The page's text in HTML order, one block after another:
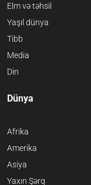
Elm və təhsil
Yaşıl dünya
Tibb
Media
Din
Dünya
Afrika
Amerika
Asiya
Yaxın Şərq